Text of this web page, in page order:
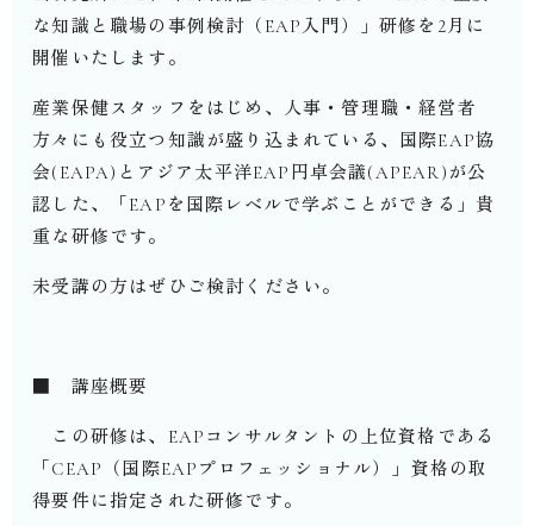
な知識と職場の事例検討（EAP入門）」研修を2月に
開催いたします。
産業保健スタッフをはじめ、人事・管理職・経営者
方々にも役立つ知識が盛り込まれている、国際EAP協
会(EAPA)とアジア太平洋EAP円卓会議(APEAR)が公
認した、「EAPを国際レベルで学ぶことができる」貴
重な研修です。
未受講の方はぜひご検討ください。
■ 講座概要
この研修は、EAPコンサルタントの上位資格である
「CEAP（国際EAPプロフェッショナル）」資格の取
得要件に指定された研修です。